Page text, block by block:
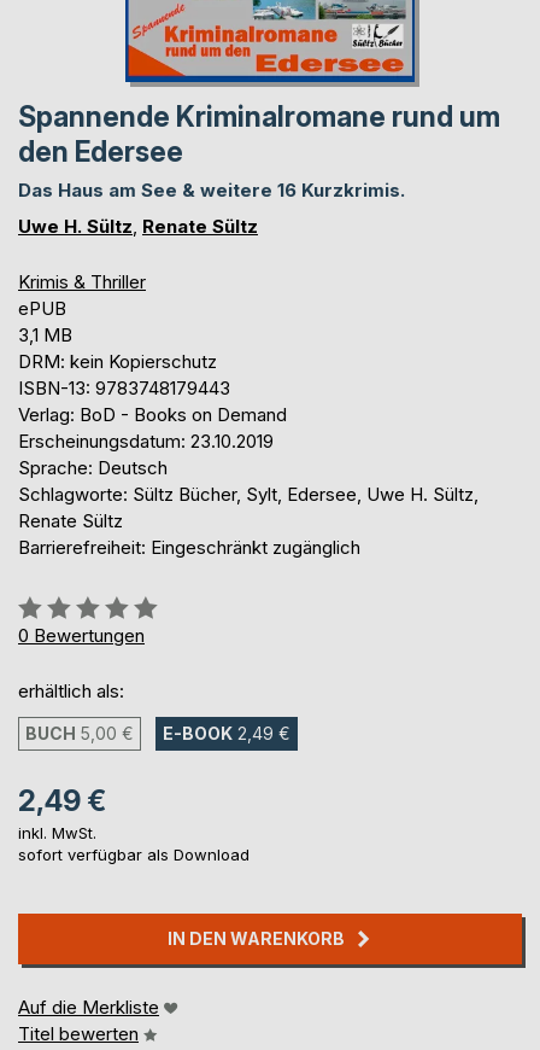
Spannende Kriminalromane rund um
den Edersee
Das Haus am See & weitere 16 Kurzkrimis.
Uwe H. Sültz, Renate Sültz
Krimis & Thriller
ePUB
3,1 MB
DRM: kein Kopierschutz
ISBN-13: 9783748179443
Verlag: BoD - Books on Demand
Erscheinungsdatum: 23.10.2019
Sprache: Deutsch
Schlagworte: Sültz Bücher, Sylt, Edersee, Uwe H. Sültz,
Renate Sültz
Barrierefreiheit: Eingeschränkt zugänglich
Bewertung::
0%
0 Bewertungen
erhältlich als:
BUCH 5,00 € E-BOOK 2,49 €
2,49 €
inkl. MwSt.
sofort verfügbar als Download
IN DEN WARENKORB
Auf die Merkliste
Titel bewerten